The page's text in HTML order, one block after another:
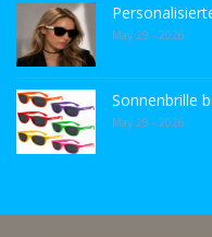
May 29 - 2026
Sonnenbrille
May 29 - 2026